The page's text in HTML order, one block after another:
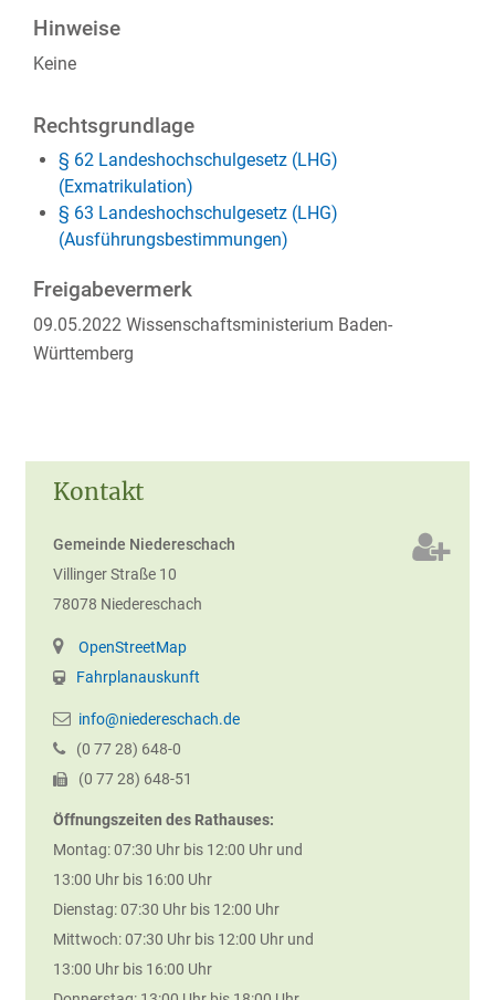
Kontakt
Gemeinde Niedereschach
Villinger Straße 10
78078 Niedereschach
OpenStreetMap
Fahrplanauskunft
info@niedereschach.de
(0 7728) 648-0
(0 7728) 648-51
Öffnungszeiten des Rathauses:
Montag: 07:30 Uhr bis 12:00 Uhr und
13:00 Uhr bis 16:00 Uhr
Dienstag: 07:30 Uhr bis 12:00 Uhr
Mittwoch: 07:30 Uhr bis 12:00 Uhr und
13:00 Uhr bis 16:00 Uhr
Hinweise
Keine
Rechtsgrundlage
§ 62 Landeshochschulgesetz (LHG)
(Exmatrikulation)
§ 63 Landeshochschulgesetz (LHG)
(Ausführungsbestimmungen)
Freigabevermerk
09.05.2022 Wissenschaftsministerium Baden-
Württemberg